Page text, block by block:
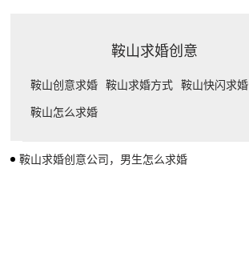
鞍山求婚创意
鞍山创意求婚 鞍山求婚方式 鞍山快闪求婚
鞍山怎么求婚
鞍山求婚创意公司，男生怎么求婚